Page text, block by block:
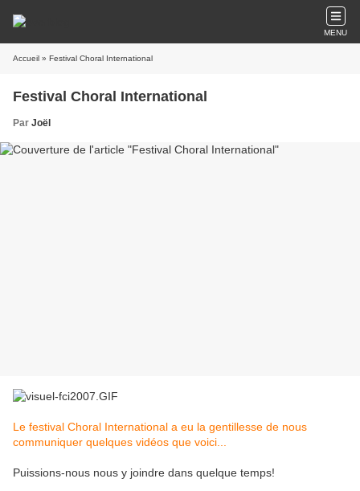
MENU
Accueil » Festival Choral International
Festival Choral International
Par Joël
Le festival Choral International a eu la gentillesse de nous
communiquer quelques vidéos que voici...
Puissions-nous nous y joindre dans quelque temps!